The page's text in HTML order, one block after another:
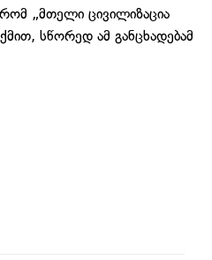
რომ „მთელი ცივილიზაცია
სწორედ ამ განცხადებამ